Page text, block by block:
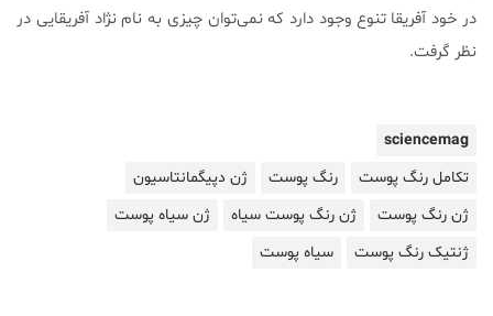
در خود آفریقا تنوع وجود دارد که نمی‌توان چیزی به نام نژاد آفریقایی در
نظر گرفت.
sciencemag
تکامل رنگ پوست
رنگ پوست
ژن دپیگمانتاسیون
ژن رنگ پوست
ژن رنگ پوست سیاه
ژن سیاه پوست
ژنتیک رنگ پوست
سیاه پوست